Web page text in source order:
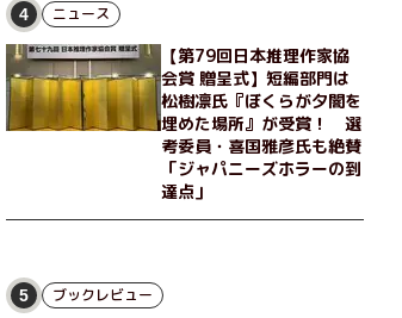
を愉しんでいた。そんな愉里子の前に初めて、恋の
終わりを怖れさせる男が現れた。茶の湯の粋人、
70歳の万江島だ。だが彼には、ある秘密があっ
た……。自分の心と身体を偽らない女たちの姿と、
その連帯を描く。赤裸々にして切実な、セクシュア
リティをめぐる物語。
4 ニュース
【第79回日本推理作家協
会賞 贈呈式】短編部門は
松樹凛氏『ぼくらが夕闇を
埋めた場所』が受賞！ 選
考委員・喜国雅彦氏も絶賛
「ジャパニーズホラーの到
達点」
5 ブックレビュー